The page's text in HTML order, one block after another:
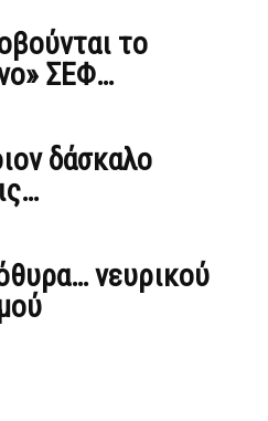
το
ΣΕΦ…
δάσκαλο
νευρικού